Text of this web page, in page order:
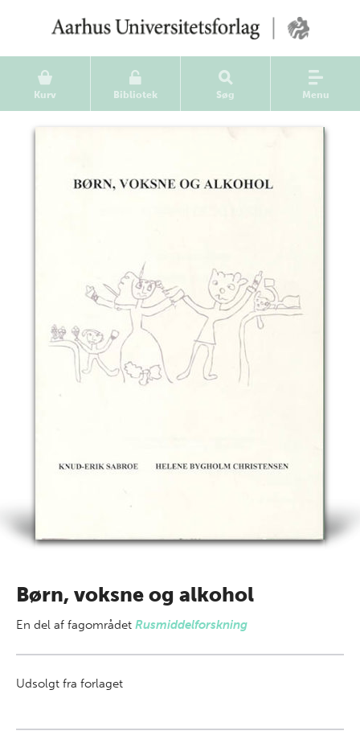
Kurv Bibliotek Søg Menu
Børn, voksne og alkohol
En del af fagområdet Rusmiddelforskning
Udsolgt fra forlaget